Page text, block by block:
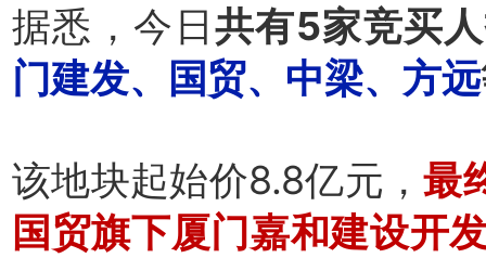
据悉，今日共有5家竞买
门建发、国贸、中梁、方远
该地块起始价8.8亿元，最
国贸旗下厦门嘉和建设开